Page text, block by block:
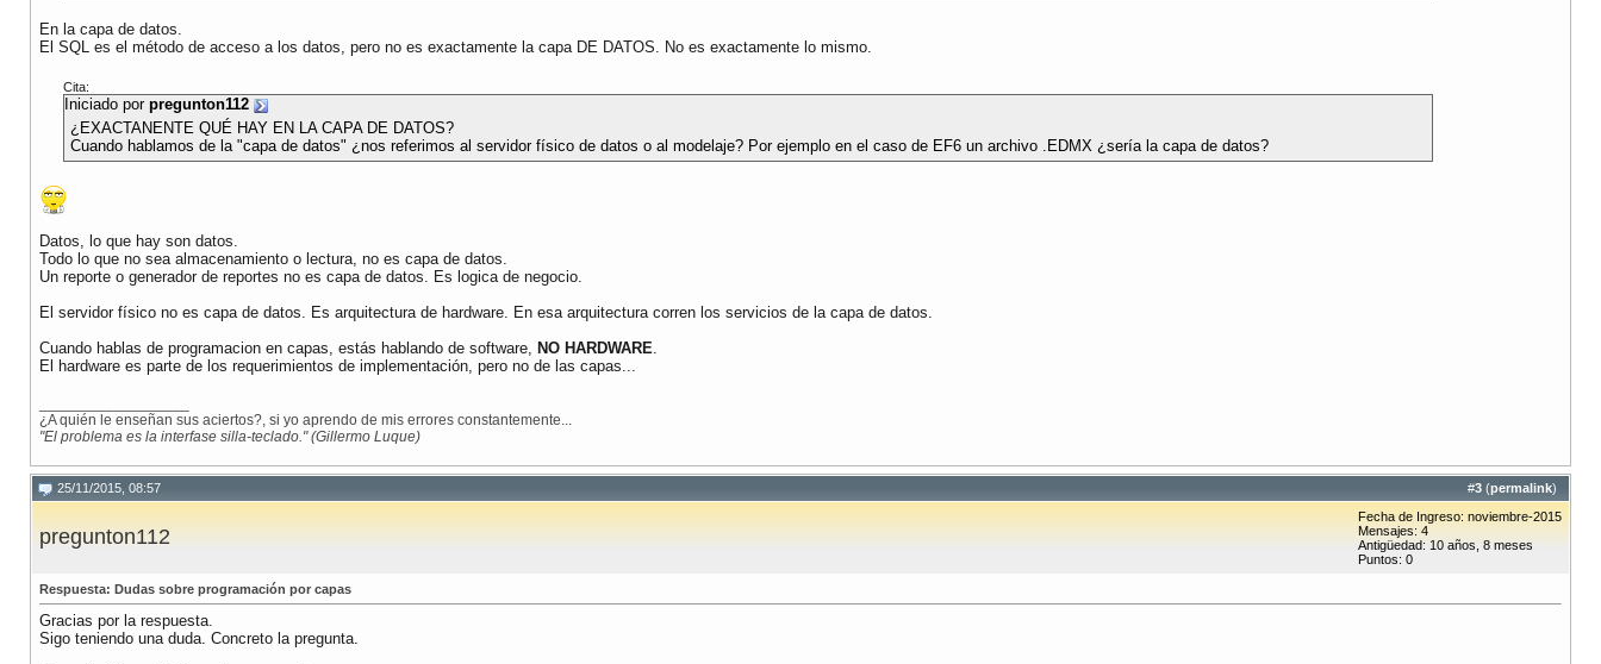
En la capa de datos.
El SQL es el método de acceso a los datos, pero no es exactamente la capa DE DATOS. No es exactamente lo mismo.
Cita:
Iniciado por pregunton112
¿EXACTANENTE QUÉ HAY EN LA CAPA DE DATOS?
Cuando hablamos de la "capa de datos" ¿nos referimos al servidor físico de datos o al modelaje? Por ejemplo en el caso de EF6 un archivo .EDMX ¿sería la capa de datos?
Datos, lo que hay son datos.
Todo lo que no sea almacenamiento o lectura, no es capa de datos.
Un reporte o generador de reportes no es capa de datos. Es logica de negocio.
El servidor físico no es capa de datos. Es arquitectura de hardware. En esa arquitectura corren los servicios de la capa de datos.
Cuando hablas de programacion en capas, estás hablando de software, NO HARDWARE.
El hardware es parte de los requerimientos de implementación, pero no de las capas...
¿A quién le enseñan sus aciertos?, si yo aprendo de mis errores constantemente...
"El problema es la interfase silla-teclado." (Gillermo Luque)
#3 (permalink)
25/11/2015, 08:57
pregunton112
Fecha de Ingreso: noviembre-2015
Mensajes: 4
Antigüedad: 10 años, 8 meses
Puntos: 0
Respuesta: Dudas sobre programación por capas
Gracias por la respuesta.
Sigo teniendo una duda. Concreto la pregunta.